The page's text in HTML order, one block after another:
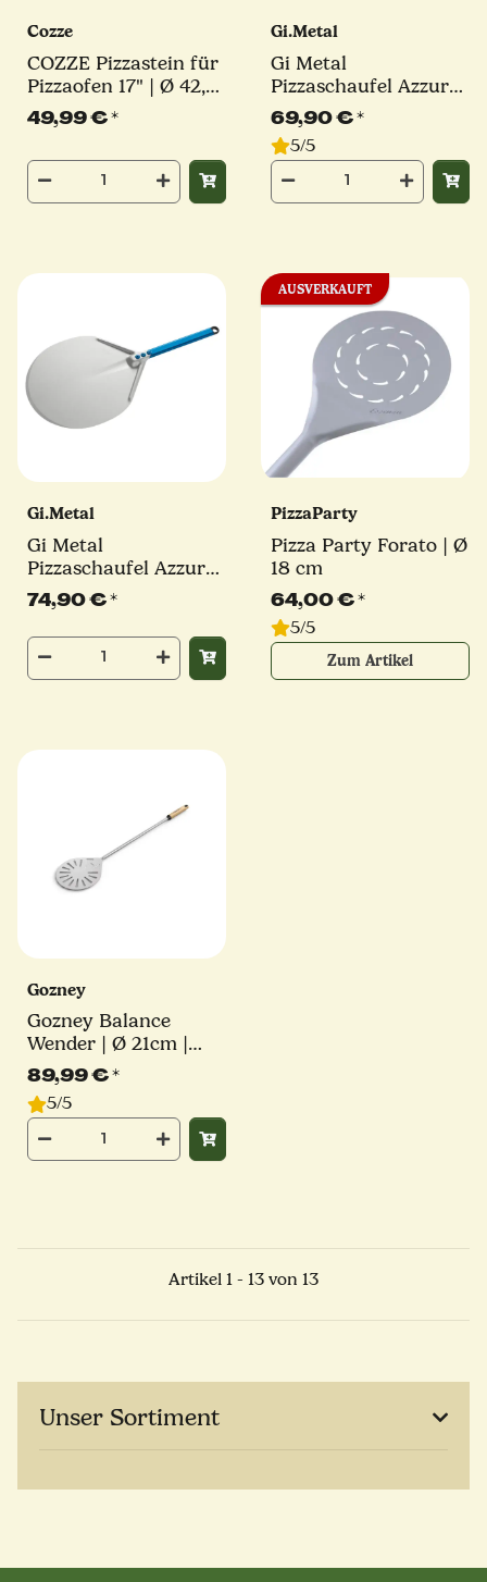
Cozze
COZZE Pizzastein für
Pizzaofen 17" | Ø 42,5
cm
49,99 €*
Gi.Metal
Gi Metal
Pizzaschaufel Azzurra
| Ø 33 cm | Stiel 30
cm | rund
69,90 €*
5/5
Gi.Metal
Gi Metal
Pizzaschaufel Azzurra
| Ø 36 cm | Stiel 30
cm | rund
74,90 €*
AUSVERKAUFT
PizzaParty
Pizza Party Forato | Ø
18 cm
64,00 €*
5/5
Zum Artikel
Gozney
Gozney Balance
Wender | Ø 21cm |
Stiel 74cm
89,99 €*
5/5
Artikel 1 - 13 von 13
Unser Sortiment